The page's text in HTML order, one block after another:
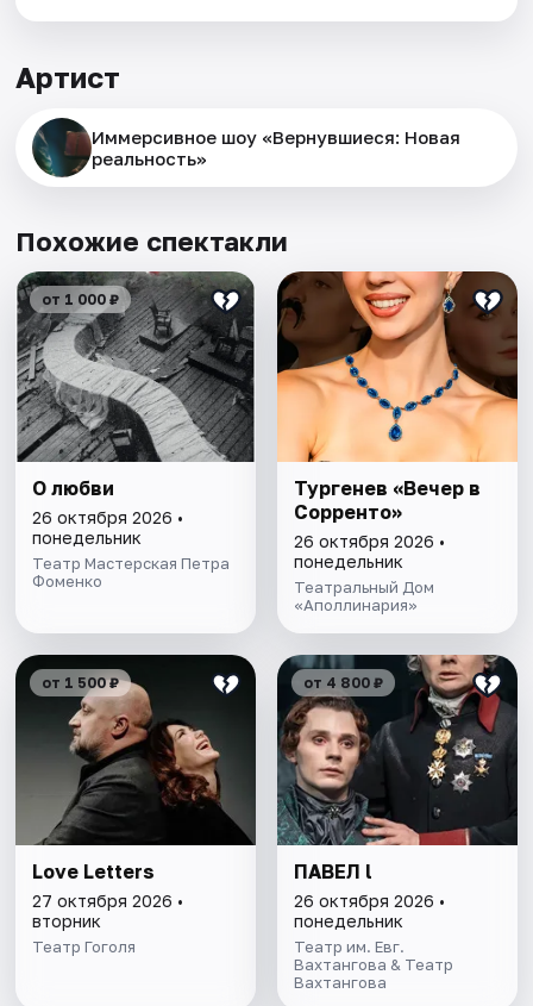
Артист
Иммерсивное шоу «Вернувшиеся: Новая
реальность»
Похожие спектакли
от 1 000 ₽
О любви
26 октября 2026 •
понедельник
Театр Мастерская Петра
Фоменко
Тургенев «Вечер в
Сорренто»
26 октября 2026 •
понедельник
Театральный Дом
«Аполлинария»
от 1 500 ₽
Love Letters
27 октября 2026 •
вторник
Театр Гоголя
от 4 800 ₽
ПАВЕЛ l
26 октября 2026 •
понедельник
Театр им. Евг.
Вахтангова & Театр
Вахтангова